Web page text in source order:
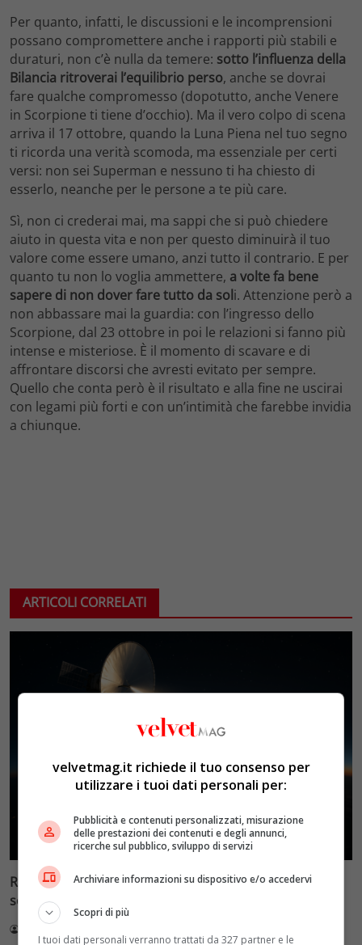
Per quanto, infatti, le discussioni e le incomprensioni
possano compromettere anche i rapporti più stabili e
duraturi, non c’è nulla da temere: sotto l’influenza della
Bilancia ritroverai l’equilibrio perso, anche se dovrai
fare qualche compromesso (dopotutto, anche Venere
in Scorpione ti tiene d’occhio). Ma il vero colpo di scena
arriva il 17 ottobre, quando la Luna Piena nel tuo segno
ti ricorda una verità scomoda, ma essenziale per certi
versi: non sei Superman e nessuno ti ha chiesto di
esserlo, neanche per le persone a te più care.
Sì, non ci crederai mai, ma sappi che si può chiedere
aiuto in questa vita e non per questo diminuirà il tuo
valore come essere umano, anzi tutto il contrario. E per
quanto tu non lo voglia ammettere, a volte fa bene
sapere di non dover fare tutto da soli. Attenzione però a
non abbassare mai la guardia: con l’ingresso dello
Scorpione, dal 23 ottobre in poi le relazioni si fanno più
intense e misteriose. È il momento di scavare e di
affrontare discorsi che avresti evitato per sempre.
Quello che conta però è il risultato e alla fine ne uscirai
con legami più forti e con un’intimità che farebbe invidia
a chiunque.
ARTICOLI CORRELATI
Reflect Orbital: gli specchi spaziali che promettono il
sole di notte (per 5mila dollari l’ora)
velvetmag.it richiede il tuo consenso per
utilizzare i tuoi dati personali per:
Pubblicità e contenuti personalizzati, misurazione
delle prestazioni dei contenuti e degli annunci,
ricerche sul pubblico, sviluppo di servizi
Archiviare informazioni su dispositivo e/o accedervi
Scopri di più
I tuoi dati personali verranno trattati da 327 partner e le